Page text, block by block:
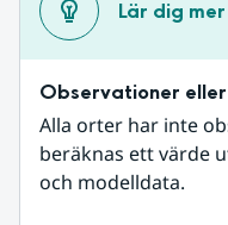
Lär dig mer
Observationer
Alla orter har inte
beräknas ett värde
och modelldata.